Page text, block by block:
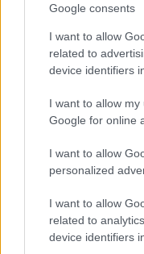
Google consents
I want to allow
related to
device identifiers
I want to allow
Google for online
I want to allow
personalized
I want to allow
related to
device identifiers
Miért sújtja